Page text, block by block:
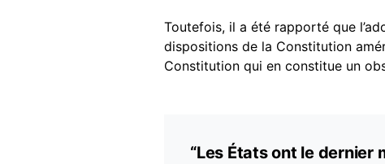
Toutefois, il a été rapporté que
dispositions de la Constitution
Constitution qui en constitue un
“Les États ont le dernier